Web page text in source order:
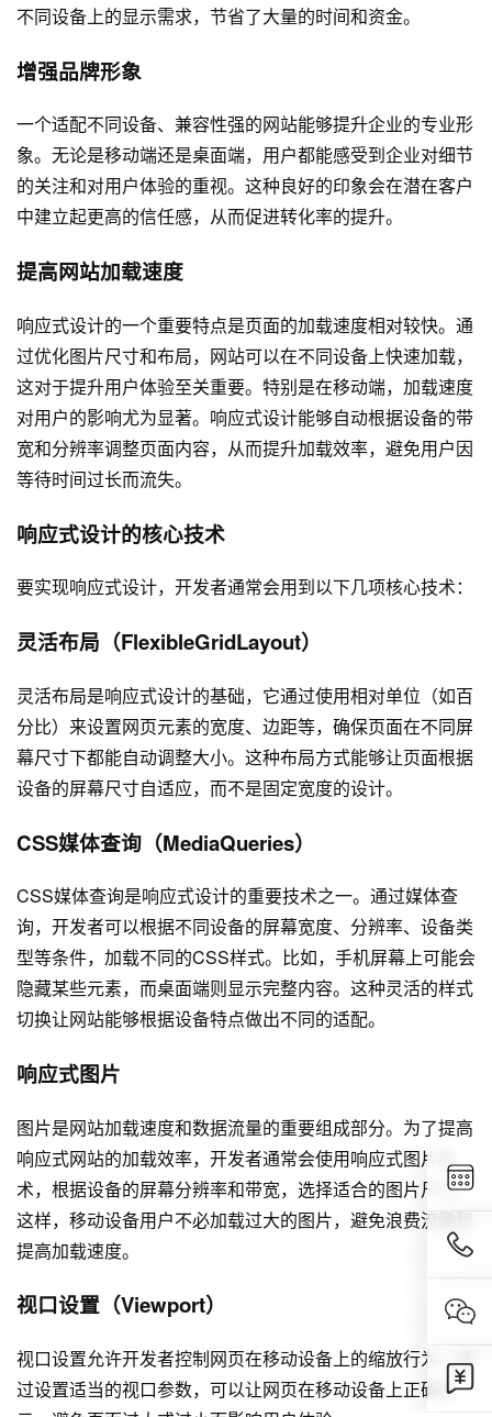
不同设备上的显示需求，节省了大量的时间和资金。
增强品牌形象
一个适配不同设备、兼容性强的网站能够提升企业的专业形
象。无论是移动端还是桌面端，用户都能感受到企业对细节
的关注和对用户体验的重视。这种良好的印象会在潜在客户
中建立起更高的信任感，从而促进转化率的提升。
提高网站加载速度
响应式设计的一个重要特点是页面的加载速度相对较快。通
过优化图片尺寸和布局，网站可以在不同设备上快速加载，
这对于提升用户体验至关重要。特别是在移动端，加载速度
对用户的影响尤为显著。响应式设计能够自动根据设备的带
宽和分辨率调整页面内容，从而提升加载效率，避免用户因
等待时间过长而流失。
响应式设计的核心技术
要实现响应式设计，开发者通常会用到以下几项核心技术：
灵活布局（FlexibleGridLayout）
灵活布局是响应式设计的基础，它通过使用相对单位（如百
分比）来设置网页元素的宽度、边距等，确保页面在不同屏
幕尺寸下都能自动调整大小。这种布局方式能够让页面根据
设备的屏幕尺寸自适应，而不是固定宽度的设计。
CSS媒体查询（MediaQueries）
CSS媒体查询是响应式设计的重要技术之一。通过媒体查
询，开发者可以根据不同设备的屏幕宽度、分辨率、设备类
型等条件，加载不同的CSS样式。比如，手机屏幕上可能会
隐藏某些元素，而桌面端则显示完整内容。这种灵活的样式
切换让网站能够根据设备特点做出不同的适配。
响应式图片
图片是网站加载速度和数据流量的重要组成部分。为了提高
响应式网站的加载效率，开发者通常会使用响应式图片技
术，根据设备的屏幕分辨率和带宽，选择适合的图片尺寸。
这样，移动设备用户不必加载过大的图片，避免浪费流量和
提高加载速度。
视口设置（Viewport）
视口设置允许开发者控制网页在移动设备上的缩放行为。通
过设置适当的视口参数，可以让网页在移动设备上正确显